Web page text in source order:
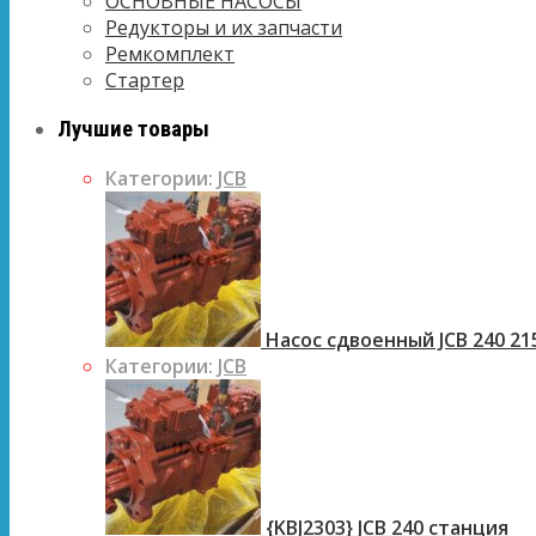
Редукторы и их запчасти
Ремкомплект
Стартер
Лучшие товары
Категории: JCB
Насос сдвоенный JCB 240
Категории: JCB
{KBJ2303} JCB 240 станция